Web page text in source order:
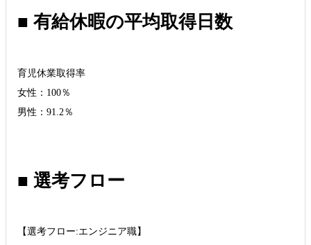
■ 有給休暇の平均取得日数
育児休業取得率
女性：100％
男性：91.2％
■ 選考フロー
【選考フロー:エンジニア職】